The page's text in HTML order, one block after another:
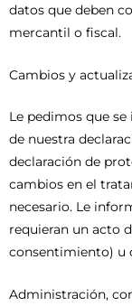
datos que deben
mercantil o fiscal.
Cambios y
Le pedimos que
de nuestra
declaración de
cambios en el
necesario. Le
requieran un acto
consentimiento) u
Administración,